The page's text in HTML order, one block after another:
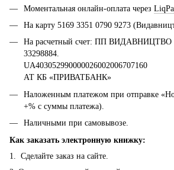
Моментальная онлайн-оплата через
На карту 5169 3351 0790 9273
На расчетный счет: ПП
33298884.
UA403052990000026002006707160
АТ КБ «ПРИВАТБАНК»
Наложенным платежом при отправке
+% с суммы платежа).
Наличными при самовывозе.
Как заказать электронную книжку:
1. Сделайте заказ на сайте.